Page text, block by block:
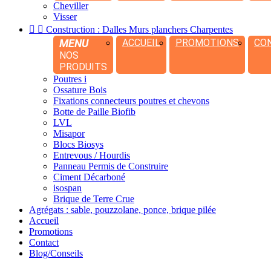
Cheviller
Visser
  Construction : Dalles Murs planchers Charpentes
MENU
NOS
PRODUITS
ACCUEIL PROMOTIONS
Poutres i
Ossature Bois
Fixations connecteurs poutres et chevons
Botte de Paille Biofib
LVL
Misapor
Blocs Biosys
Entrevous / Hourdis
Panneau Permis de Construire
Ciment Décarboné
isospan
Brique de Terre Crue
Agrégats : sable, pouzzolane, ponce, brique pilée
Accueil
Promotions
Contact
Blog/Conseils